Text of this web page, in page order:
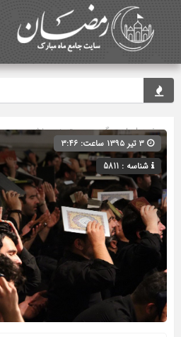
صفحه اصلی» گروه » دسته‌بندی نشده
شناسه : 5811